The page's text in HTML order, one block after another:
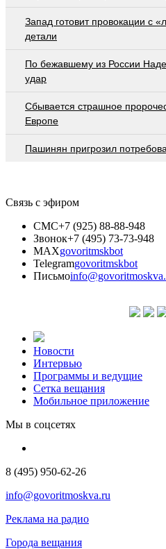
Запад готовит провокации с
детали
По бежавшему из России
удар
Сбывается страшное
Европе
Пашинян пригрозил
Связь с эфиром
СМС+7 (925) 88-88-948
Звонок+7 (495) 73-73-948
MAXgovoritmskbot
Telegramgovoritmskbot
Письмо
Новости
Интервью
Программы и ведущие
Сетка вещания
Мобильное приложение
Мы в соцсетях
8 (495) 950-62-26
info@govoritmoskva.ru
Реклама на радио
Города вещания